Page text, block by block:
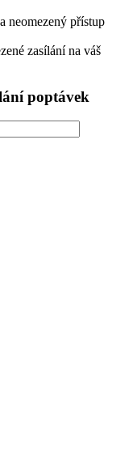
neomezený přístup
zasílání na váš
poptávek